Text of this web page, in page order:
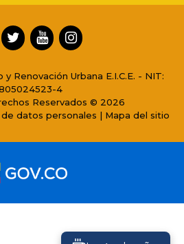
Renovación Urbana E.I.C.E. - NIT:
4
Reservados © 2026
datos personales | Mapa del sitio
Conoce GOV.CO aquí